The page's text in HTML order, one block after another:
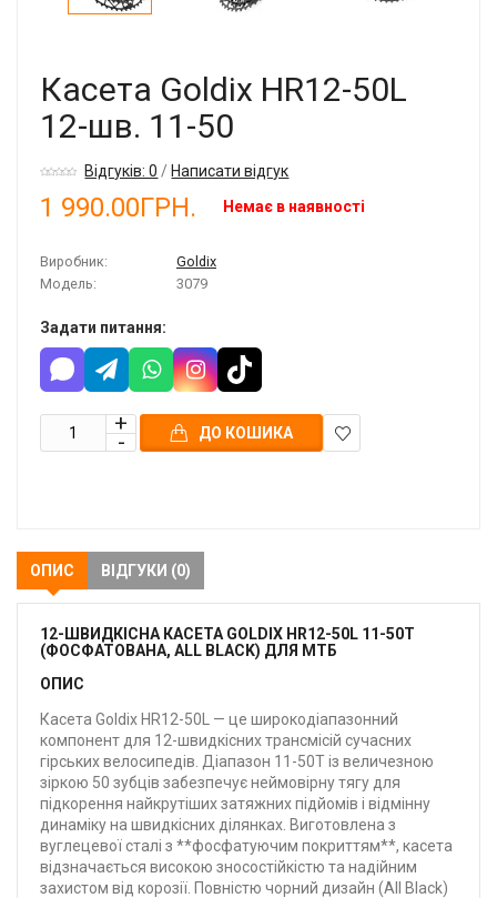
Касета Goldix HR12-50L
12-шв. 11-50
Відгуків: 0 /Написати відгук
1 990.00ГРН. Немає в наявності
Виробник:
Goldix
Модель:
3079
Задати питання:
ДО КОШИКА
ОПИС ВІДГУКИ (0)
12-ШВИДКІСНА КАСЕТА GOLDIX HR12-50L 11-50T
(ФОСФАТОВАНА, ALL BLACK) ДЛЯ МТБ
ОПИС
Касета Goldix HR12-50L — це широкодіапазонний
компонент для 12-швидкісних трансмісій сучасних
гірських велосипедів. Діапазон 11-50T із величезною
зіркою 50 зубців забезпечує неймовірну тягу для
підкорення найкрутіших затяжних підйомів і відмінну
динаміку на швидкісних ділянках. Виготовлена з
вуглецевої сталі з **фосфатуючим покриттям**, касета
відзначається високою зносостійкістю та надійним
захистом від корозії. Повністю чорний дизайн (All Black)